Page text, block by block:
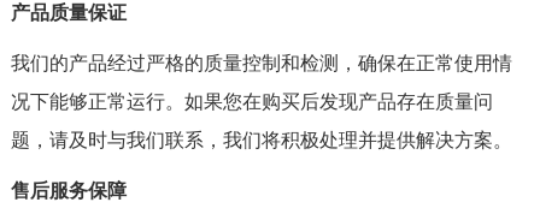
产品质量保证
我们的产品经过严格的质量控制和检测，确保在正常使用情
况下能够正常运行。如果您在购买后发现产品存在质量问
题，请及时与我们联系，我们将积极处理并提供解决方案。
售后服务保障